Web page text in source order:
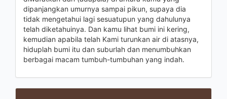
dipanjangkan umurnya sampai pikun, supaya dia
tidak mengetahui lagi sesuatupun yang dahulunya
telah diketahuinya. Dan kamu lihat bumi ini kering,
kemudian apabila telah Kami turunkan air di atasnya,
hiduplah bumi itu dan suburlah dan menumbuhkan
berbagai macam tumbuh-tumbuhan yang indah.